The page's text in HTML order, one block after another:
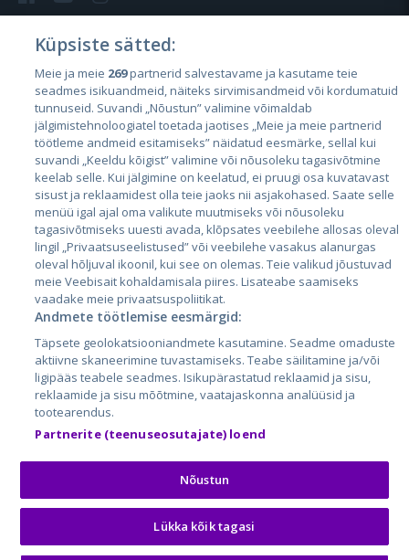
Страны
Эстония
Латвия
Литва
City24.lv
City24.ee
GetaPro.lv
GetaPro.ee
Autoplius.lt
Aruodas.lt
CVbankas.lt
Kainos.lt
Paslaugos.lt
auto24.ee
Osta.ee
KuldneBörs.ee
© 2026 GetaPro. Все права защищены.
Küpsiste sätted:
Meie ja meie 269partnerid salvestavame ja kasutame teie
seadmes isikuandmeid, näiteks sirvimisandmeid või kordumatuid
tunnuseid. Suvandi „Nõustun” valimine võimaldab
jälgimistehnoloogiatel toetada jaotises „Meie ja meie partnerid
töötleme andmeid esitamiseks” näidatud eesmärke, sellal kui
suvandi „Keeldu kõigist” valimine või nõusoleku tagasivõtmine
keelab selle. Kui jälgimine on keelatud, ei pruugi osa kuvatavast
sisust ja reklaamidest olla teie jaoks nii asjakohased. Saate selle
menüü igal ajal oma valikute muutmiseks või nõusoleku
tagasivõtmiseks uuesti avada, klõpsates veebilehe allosas oleval
lingil „Privaatsuseelistused” või veebilehe vasakus alanurgas
oleval hõljuval ikoonil, kui see on olemas. Teie valikud jõustuvad
meie Veebisait kohaldamisala piires. Lisateabe saamiseks
vaadake meie privaatsuspoliitikat.
Andmete töötlemise eesmärgid:
Täpsete geolokatsiooniandmete kasutamine. Seadme omaduste
aktiivne skaneerimine tuvastamiseks. Teabe säilitamine ja/või
ligipääs teabele seadmes. Isikupärastatud reklaamid ja sisu,
reklaamide ja sisu mõõtmine, vaatajaskonna analüüsid ja
tootearendus.
Partnerite (teenuseosutajate) loend
Nõustun
Lükka kõik tagasi